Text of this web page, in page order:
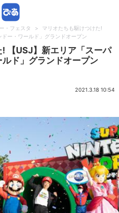
・フェスタ >
マリオたちも駆けつけた!
ドー・ワールド」グランドオープン
【USJ】新エリア「スーパ
ド」グランドオープン
2021.3.18 10:54